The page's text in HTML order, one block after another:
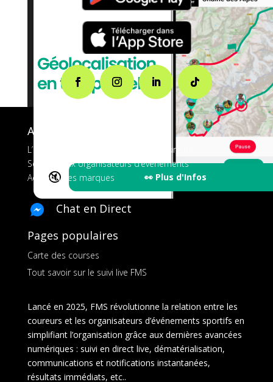
🔇 👀 Plus d'Infos
A propos de FMS
L’application tout-en-un pour les coureurs
Services aux organisateurs d’événements
Ads pour les marques
Chat en Direct
Pages populaires
Carte des courses
Tout savoir sur le suivi live FMS
Lancé en 2025, FMS révolutionne la relation entre les
coureurs et les organisateurs d’événements sportifs en
simplifiant l’organisation grâce aux dernières avancées
numériques : suivi en direct live, dématérialisation,
communications et notifications instantanées,
résultats immédiats, etc..